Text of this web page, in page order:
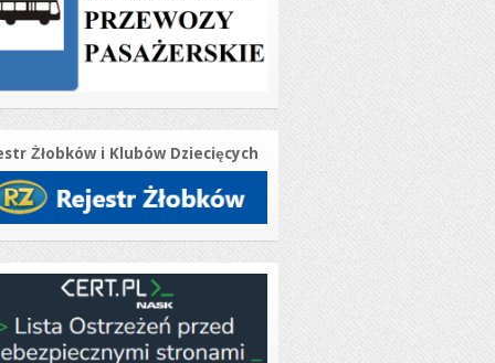
Żłobków i Klubów Dziecięcych